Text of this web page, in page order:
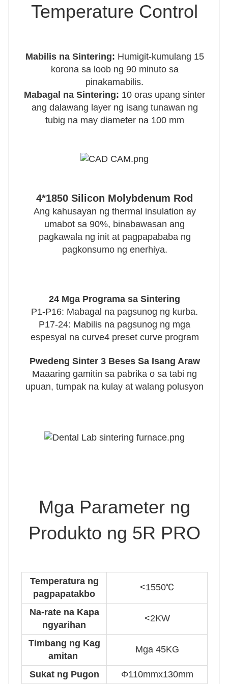
Temperature Control
Mabilis na Sintering: Humigit-kumulang 15
korona sa loob ng 90 minuto sa
pinakamabilis.
Mabagal na Sintering: 10 oras upang sinter
ang dalawang layer ng isang tunawan ng
tubig na may diameter na 100 mm
4*1850 Silicon Molybdenum Rod
Ang kahusayan ng thermal insulation ay
umabot sa 90%, binabawasan ang
pagkawala ng init at pagpapababa ng
pagkonsumo ng enerhiya.
24 Mga Programa sa Sintering
P1-P16: Mabagal na pagsunog ng kurba.
P17-24: Mabilis na pagsunog ng mga
espesyal na curve4 preset curve program
Pwedeng Sinter 3 Beses Sa Isang Araw
Maaaring gamitin sa pabrika o sa tabi ng
upuan, tumpak na kulay at walang polusyon
Mga Parameter ng
Produkto ng 5R PRO
Temperatura ng
pagpapatakbo
<1550℃
Na-rate na Kapa
ngyarihan
<2KW
Timbang ng Kag
amitan
Mga 45KG
Sukat ng Pugon Φ110mmx130mm